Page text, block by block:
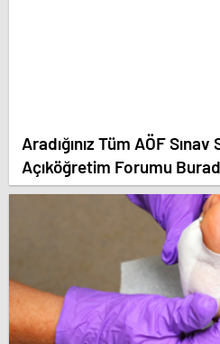
Aradığınız Tüm AÖF Sınav
Açıköğretim Forumu